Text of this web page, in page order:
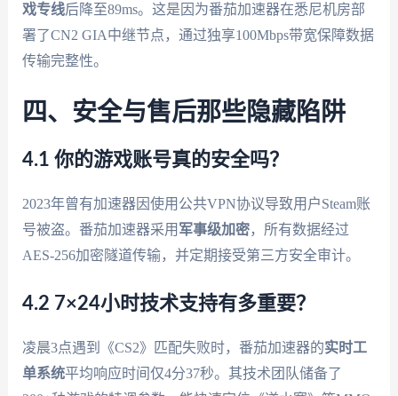
戏专线后降至89ms。这是因为番茄加速器在悉尼机房部
署了CN2 GIA中继节点，通过独享100Mbps带宽保障数据
传输完整性。
四、安全与售后那些隐藏陷阱
4.1 你的游戏账号真的安全吗？
2023年曾有加速器因使用公共VPN协议导致用户Steam账
号被盗。番茄加速器采用 军事级加密，所有数据经过
AES-256加密隧道传输，并定期接受第三方安全审计。
4.2 7×24小时技术支持有多重要？
凌晨3点遇到《CS2》匹配失败时，番茄加速器的实时工
单系统平均响应时间仅4分37秒。其技术团队储备了